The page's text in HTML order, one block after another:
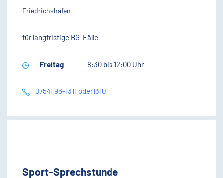
Friedrichshafen
für langfristige BG-Fälle
Freitag 8:30 bis 12:00 Uhr
07541 96-1311 oder1310
Sport-Sprechstunde